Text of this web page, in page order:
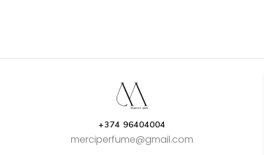
+374 96404004
merciperfume@gmail.com